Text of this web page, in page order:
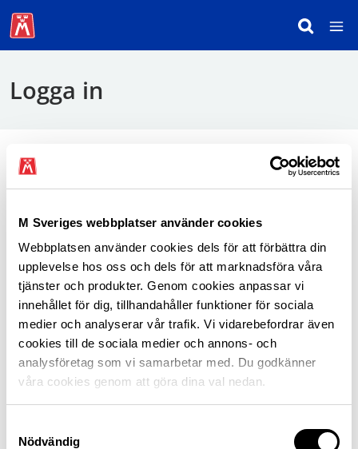
M Sveriges webbplatser använder cookies
Webbplatsen använder cookies dels för att förbättra din
upplevelse hos oss och dels för att marknadsföra våra
tjänster och produkter. Genom cookies anpassar vi
innehållet för dig, tillhandahåller funktioner för sociala
medier och analyserar vår trafik. Vi vidarebefordrar även
cookies till de sociala medier och annons- och
analysföretag som vi samarbetar med. Du godkänner
våra cookies genom att göra dina val nedan.
Nödvändig
Logga in
För att logga in behöver du använda mobilt
BankID.
Logga in som medlem